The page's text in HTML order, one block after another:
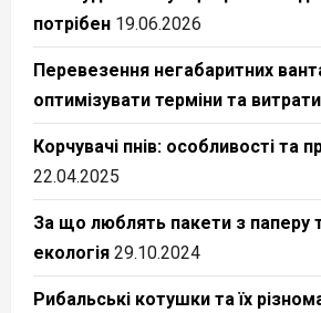
потрібен 19.06.2026
Перевезення негабаритних
оптимізувати терміни та витрати
Корчувачі пнів: особливості та
22.04.2025
За що люблять пакети з паперу
екологія 29.10.2024
Рибальські котушки та їх